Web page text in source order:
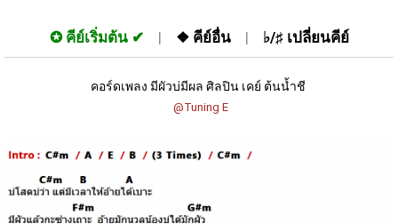
✪ คีย์เริ่มต้น ❖ คีย์อื่น ♭/♯ เปลี่ยนคีย์
คอร์ดเพลง มีผัวบ่มีผล ศิลปิน เคย์ ต้นน้ำชี
@Tuning E